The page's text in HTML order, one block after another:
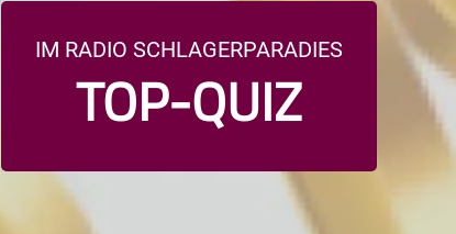
IM RADIO SCHLAGERPARADIES
TOP-QUIZ